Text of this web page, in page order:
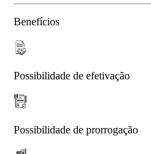
Benefícios
Possibilidade de efetivação
Possibilidade de prorrogação